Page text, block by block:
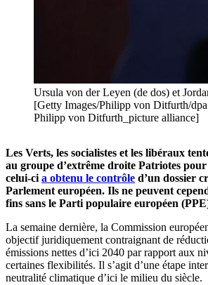
Ursula von der Leyen (de dos) et
[Getty Images/Philipp von Ditfurth/
Philipp von Ditfurth_picture alliance]
Les Verts, les socialistes et les libéraux
au groupe d’extrême droite Patriotes
celui-ci a obtenu le contrôle d’un dossier
Parlement européen. Ils ne peuvent
fins sans le Parti populaire européen
La semaine dernière, la Commission
objectif juridiquement contraignant de
émissions nettes d’ici 2040 par rapport aux
certaines flexibilités. Il s’agit d’une étape
neutralité climatique d’ici le milieu du siècle.